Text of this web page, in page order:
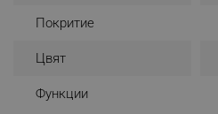
Покритие
Цвят
Функции